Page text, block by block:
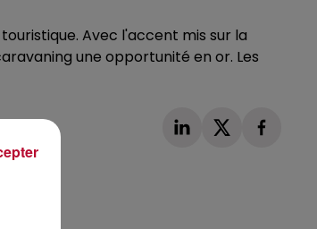
Avec l'accent mis sur la
une opportunité en or. Les